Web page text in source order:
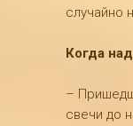
случайно
Когда
–
свечи до